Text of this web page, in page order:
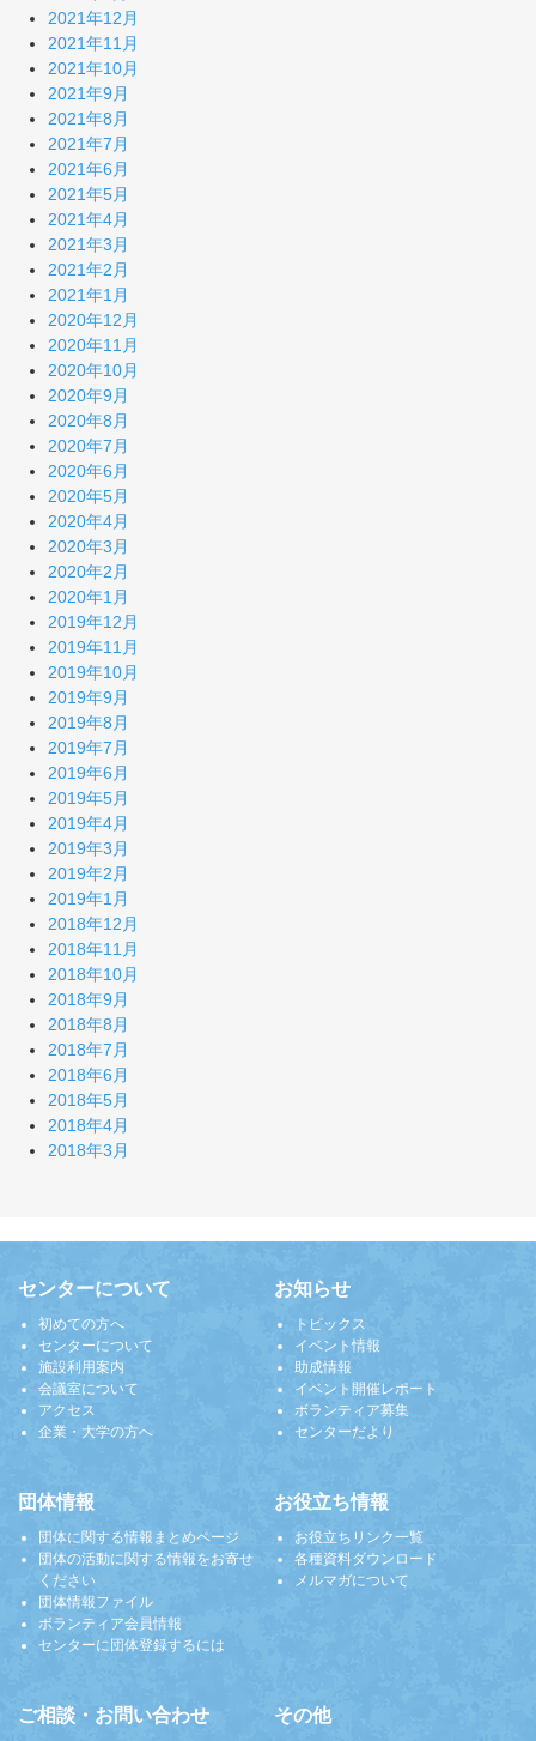
2021年12月
2021年11月
2021年10月
2021年9月
2021年8月
2021年7月
2021年6月
2021年5月
2021年4月
2021年3月
2021年2月
2021年1月
2020年12月
2020年11月
2020年10月
2020年9月
2020年8月
2020年7月
2020年6月
2020年5月
2020年4月
2020年3月
2020年2月
2020年1月
2019年12月
2019年11月
2019年10月
2019年9月
2019年8月
2019年7月
2019年6月
2019年5月
2019年4月
2019年3月
2019年2月
2019年1月
2018年12月
2018年11月
2018年10月
2018年9月
2018年8月
2018年7月
2018年6月
2018年5月
2018年4月
2018年3月
センターについて
初めての方へ
センターについて
施設利用案内
会議室について
アクセス
企業・大学の方へ
お知らせ
トピックス
イベント情報
助成情報
イベント開催レポート
ボランティア募集
センターだより
団体情報
団体に関する情報まとめページ
団体の活動に関する情報をお寄せ
ください
団体情報ファイル
ボランティア会員情報
センターに団体登録するには
お役立ち情報
お役立ちリンク一覧
各種資料ダウンロード
メルマガについて
ご相談・お問い合わせ その他